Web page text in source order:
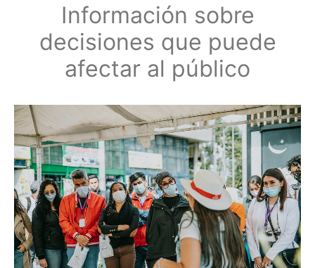
Información sobre
decisiones que puede
afectar al público